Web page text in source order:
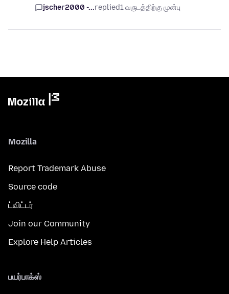
jscher2000 -...replied1 வருடத்திற்கு முன்பு
Mozilla
Report Trademark Abuse
Source code
ட்விட்டர்
Join our Community
Explore Help Articles
பயர்பாக்ஸ்